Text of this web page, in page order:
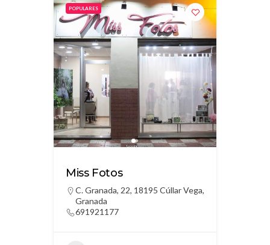
POPULARES
Miss Fotos
C. Granada, 22, 18195 Cúllar Vega,
Granada
691921177